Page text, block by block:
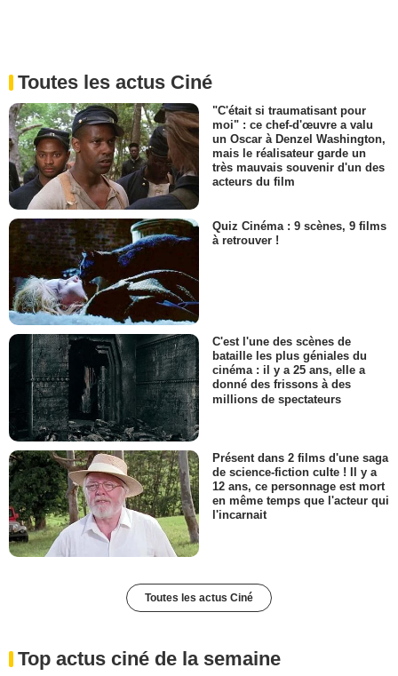
Toutes les actus Ciné
"C'était si traumatisant pour
moi" : ce chef-d'œuvre a valu
un Oscar à Denzel Washington,
mais le réalisateur garde un
très mauvais souvenir d'un des
acteurs du film
Quiz Cinéma : 9 scènes, 9 films
à retrouver !
C'est l'une des scènes de
bataille les plus géniales du
cinéma : il y a 25 ans, elle a
donné des frissons à des
millions de spectateurs
Présent dans 2 films d'une saga
de science-fiction culte ! Il y a
12 ans, ce personnage est mort
en même temps que l'acteur qui
l'incarnait
Toutes les actus Ciné
Top actus ciné de la semaine